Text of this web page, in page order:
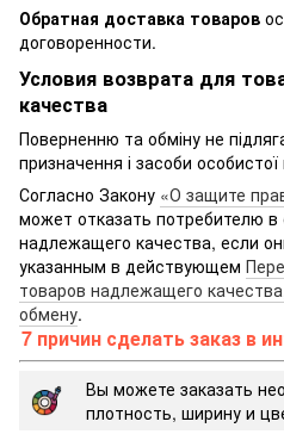
Обратная доставка товаров
договоренности.
Условия возврата для
качества
Поверненню та обміну не
призначення і засоби особистої
Согласно Закону «О защите
может отказать потребителю в
надлежащего качества, если
указанным в действующем
товаров надлежащего
обмену.
7 причин сделать заказ в
Вы можете заказать
плотность, ширину и